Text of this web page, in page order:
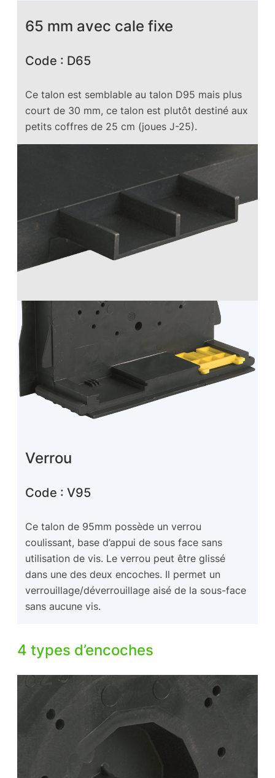
65 mm avec cale fixe
Code : D65
Ce talon est semblable au talon D95 mais plus
court de 30 mm, ce talon est plutôt destiné aux
petits coffres de 25 cm (joues J-25).
Verrou
Code : V95
Ce talon de 95mm possède un verrou
coulissant, base d’appui de sous face sans
utilisation de vis. Le verrou peut être glissé
dans une des deux encoches. Il permet un
verrouillage/déverrouillage aisé de la sous-face
sans aucune vis.
4 types d’encoches